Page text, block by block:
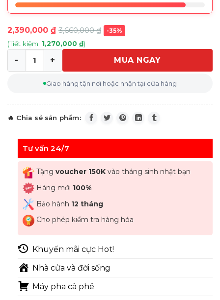
2,390,000 ₫ 3,660,000₫ -35%
(Tiết kiệm: 1,270,000 ₫)
Bộ cafe sứ xương Imperial London cúc vàng HF số lượng
MUA NGAY
Giao hàng tận nơi hoặc nhận tại cửa hàng
Tư vấn 24/7
Tặng voucher 150Kvào tháng sinh nhật bạn
Hàng mới 100%
Bảo hành 12 tháng
Cho phép kiểm tra hàng hóa
Khuyến mãi cực Hot!
Nhà cửa và đời sống
Máy pha cà phê